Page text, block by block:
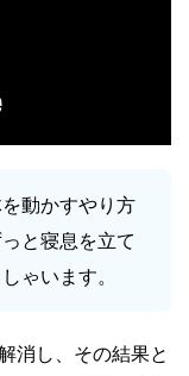
動かすやり方
と寝息を立て
ゃいます。
消し、その結果と